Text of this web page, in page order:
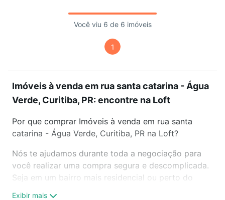
Você viu 6 de 6 imóveis
1
Imóveis à venda em rua santa catarina - Água
Verde, Curitiba, PR: encontre na Loft
Por que comprar Imóveis à venda em rua santa
catarina - Água Verde, Curitiba, PR na Loft?
Nós te ajudamos durante toda a negociação para
você realizar uma compra segura e descomplicada.
Seja em um bairro mais residencial ou perto do
Exibir mais